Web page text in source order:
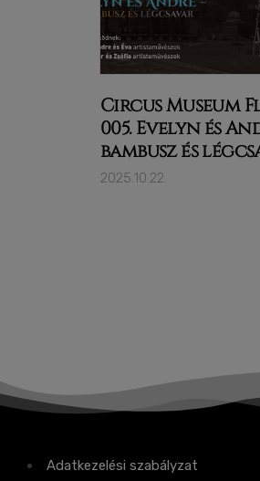
Circus Museum
005. Evelyn és
bambusz és
2025.10.22.
Adatkezelési szabályzat